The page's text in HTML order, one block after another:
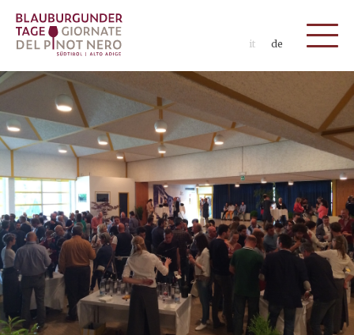
it de